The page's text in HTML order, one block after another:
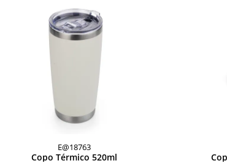
E@18763
Copo Térmico 520ml